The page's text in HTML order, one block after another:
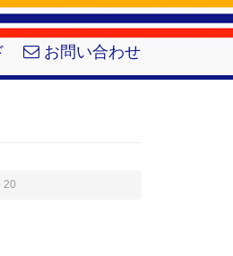
お問い合わせ
20